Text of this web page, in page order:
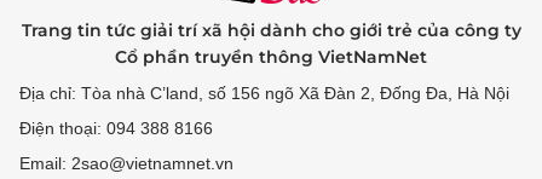
Trang tin tức giải trí xã hội dành cho giới trẻ của công ty
Cổ phần truyền thông VietNamNet
Địa chỉ: Tòa nhà C’land, số 156 ngõ Xã Đàn 2, Đống Đa, Hà Nội
Điện thoại: 094 388 8166
Email: 2sao@vietnamnet.vn